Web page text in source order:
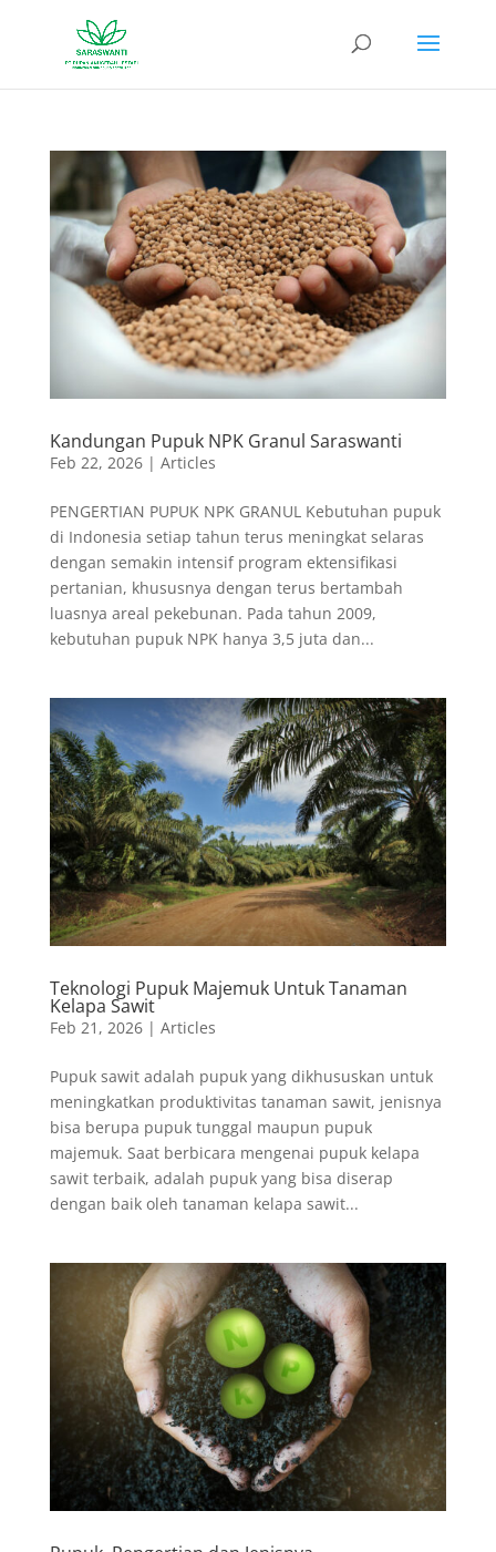
Kandungan Pupuk NPK Granul Saraswanti
Feb 22, 2026| Articles
PENGERTIAN PUPUK NPK GRANUL Kebutuhan pupuk
di Indonesia setiap tahun terus meningkat selaras
dengan semakin intensif program ektensifikasi
pertanian, khususnya dengan terus bertambah
luasnya areal pekebunan. Pada tahun 2009,
kebutuhan pupuk NPK hanya 3,5 juta dan...
Teknologi Pupuk Majemuk Untuk Tanaman
Kelapa Sawit
Feb 21, 2026| Articles
Pupuk sawit adalah pupuk yang dikhususkan untuk
meningkatkan produktivitas tanaman sawit, jenisnya
bisa berupa pupuk tunggal maupun pupuk
majemuk. Saat berbicara mengenai pupuk kelapa
sawit terbaik, adalah pupuk yang bisa diserap
dengan baik oleh tanaman kelapa sawit...